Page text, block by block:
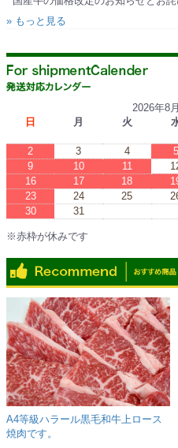
» もっと見る
2026年8
日
月 火
2
3 4 5
9
10 11
16
17 18
23
24 25
30
31
※赤枠が休みです
A4等級ハラール黒毛和牛上ロース
焼肉です。